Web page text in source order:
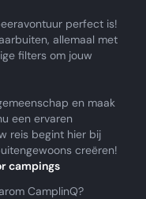
perfect is!
allemaal met
filters om jouw
en maak
een ervaren
reis begint hier bij
creëren!
campings
CamplinQ?